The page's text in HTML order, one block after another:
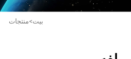
بيت>منتجات